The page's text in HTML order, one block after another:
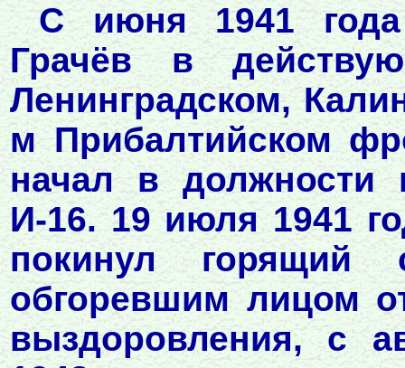
С июня 1941
Грачёв в
Ленинградском,
м Прибалтийском
начал в должности
И-16. 19 июля 1941
покинул
обгоревшим лицом
выздоровления, с